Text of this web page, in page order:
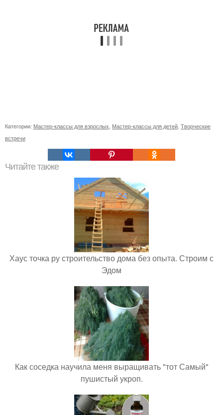
Категории: Мастер-классы для взрослых Мастер-классы для детей Творческие
встречи
Читайте также
Хаус точка ру строительство дома без опыта. Строим с
Эдом
Как соседка научила меня выращивать "тот Самый"
пушистый укроп.